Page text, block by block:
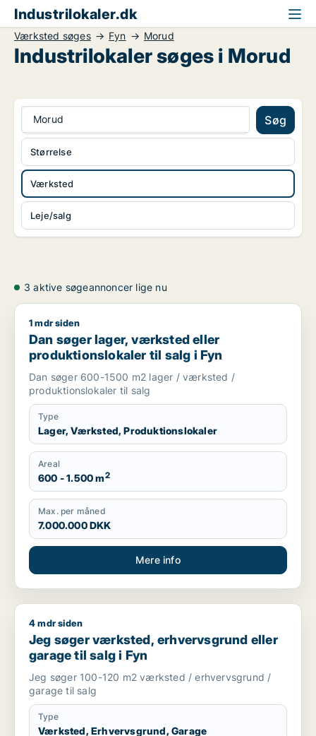
Industrilokaler.dk
Værksted søges Fyn Morud
Industrilokaler søges i Morud
Morud Søg
Værksted
Leje/salg
Størrelse
3 aktive søgeannoncer lige nu
Dan søger lager, værksted eller produktionslokaler til salg i
1 mdr siden
Dan søger lager, værksted eller
produktionslokaler til salg i Fyn
Dan søger 600-1500 m2 lager / værksted /
produktionslokaler til salg
Type
Lager, Værksted, Produktionslokaler
Areal
600 - 1.500 m2
Max. per måned
7.000.000 DKK
Mere info
Jeg søger værksted, erhvervsgrund eller garage til salg i
4 mdr siden
Jeg søger værksted, erhvervsgrund eller
garage til salg i Fyn
Jeg søger 100-120 m2 værksted / erhvervsgrund /
garage til salg
Type
Værksted, Erhvervsgrund, Garage